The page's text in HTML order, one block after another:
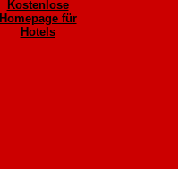
Kostenlose
Homepage für
Hotels